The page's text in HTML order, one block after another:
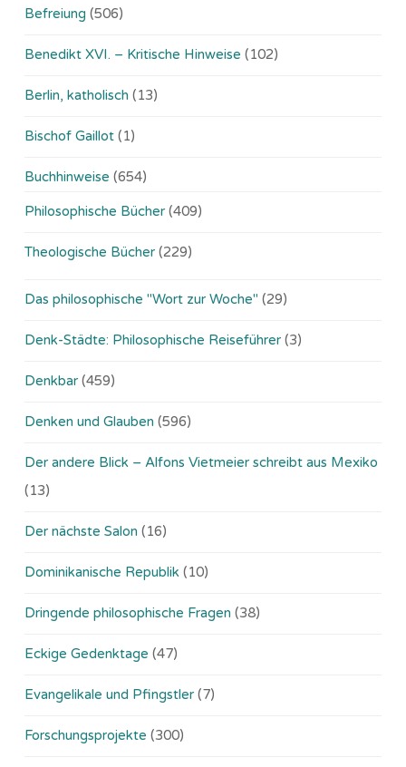
Befreiung (506)
Benedikt XVI. – Kritische Hinweise (102)
Berlin, katholisch (13)
Bischof Gaillot (1)
Buchhinweise (654)
Philosophische Bücher (409)
Theologische Bücher (229)
Das philosophische "Wort zur Woche" (29)
Denk-Städte: Philosophische Reiseführer (3)
Denkbar (459)
Denken und Glauben (596)
Der andere Blick – Alfons Vietmeier schreibt aus Mexiko
(13)
Der nächste Salon (16)
Dominikanische Republik (10)
Dringende philosophische Fragen (38)
Eckige Gedenktage (47)
Evangelikale und Pfingstler (7)
Forschungsprojekte (300)